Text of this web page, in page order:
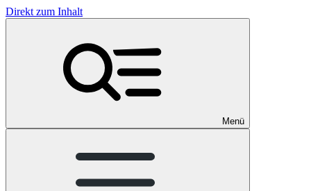
Direkt zum Inhalt
Menü